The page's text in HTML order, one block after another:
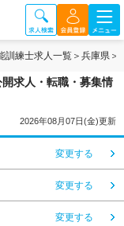
訓練士求人一覧 兵庫県
開求人・転職・募集情
2026年08月07日(金)更新
変更する
変更する
変更する